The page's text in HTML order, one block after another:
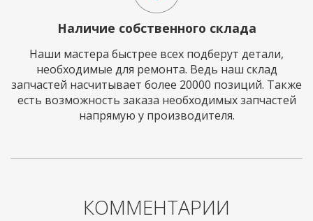
Наличие собственного склада
Наши мастера быстрее всех подберут детали,
необходимые для ремонта. Ведь наш склад
запчастей насчитывает более 20000 позиций. Также
есть возможность заказа необходимых запчастей
напрямую у производителя.
КОММЕНТАРИИ